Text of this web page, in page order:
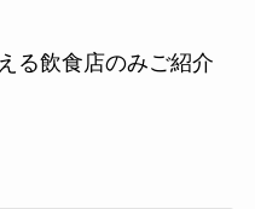
る飲食店のみご紹介